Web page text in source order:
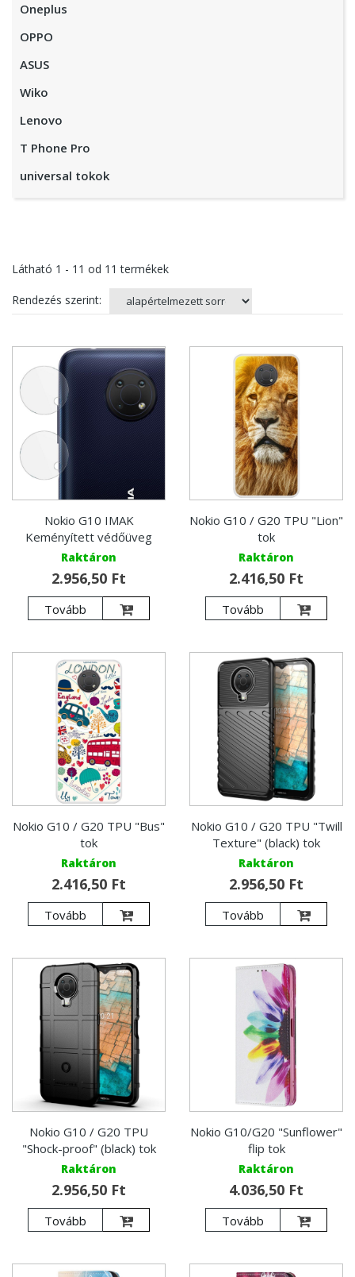
Oneplus
OPPO
ASUS
Wiko
Lenovo
T Phone Pro
universal tokok
Látható 1 - 11 od 11 termékek
Rendezés szerint:
Nokio G10 IMAK
Keményített védőüveg
Raktáron
2.956,50 Ft
Tovább
Nokio G10 / G20 TPU "Lion"
tok
Raktáron
2.416,50 Ft
Tovább
Nokio G10 / G20 TPU "Bus"
tok
Raktáron
2.416,50 Ft
Tovább
Nokio G10 / G20 TPU "Twill
Texture" (black) tok
Raktáron
2.956,50 Ft
Tovább
Nokio G10 / G20 TPU
"Shock-proof" (black) tok
Raktáron
2.956,50 Ft
Tovább
Nokio G10/G20 "Sunflower"
flip tok
Raktáron
4.036,50 Ft
Tovább